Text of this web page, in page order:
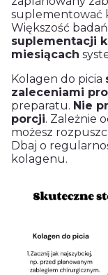
suplementować
Większość badań
suplementacji
miesiącach
Kolagen do picia
zaleceniami
preparatu. Nie
porcji. Zależnie
możesz
Dbaj o
kolagenu.